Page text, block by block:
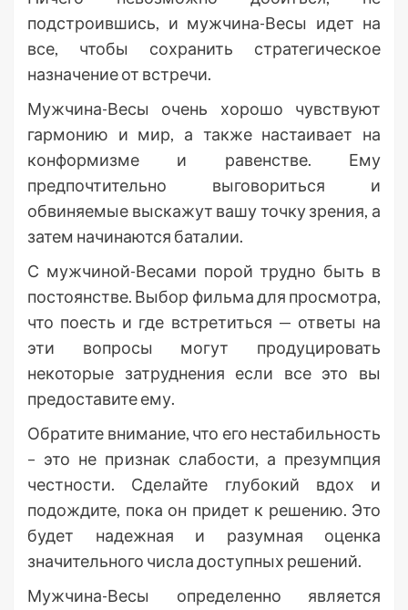
подстроившись, и мужчина-Весы идет на
все, чтобы сохранить стратегическое
назначение от встречи.
Мужчина-Весы очень хорошо чувствуют
гармонию и мир, а также настаивает на
конформизме и равенстве. Ему
предпочтительно выговориться и
обвиняемые выскажут вашу точку зрения, а
затем начинаются баталии.
С мужчиной-Весами порой трудно быть в
постоянстве. Выбор фильма для просмотра,
что поесть и где встретиться — ответы на
эти вопросы могут продуцировать
некоторые затруднения если все это вы
предоставите ему.
Обратите внимание, что его нестабильность
– это не признак слабости, а презумпция
честности. Сделайте глубокий вдох и
подождите, пока он придет к решению. Это
будет надежная и разумная оценка
значительного числа доступных решений.
Мужчина-Весы определенно является